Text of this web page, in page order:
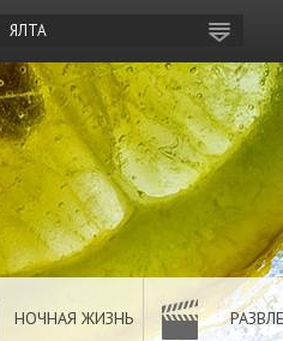
ЯЛТА
НОЧНАЯ ЖИЗНЬ